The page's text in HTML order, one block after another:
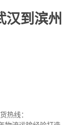
汉到滨州
热线：